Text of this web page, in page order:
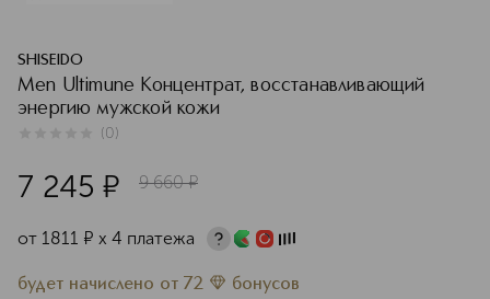
SHISEIDO
Men Ultimune Концентрат, восстанавливающий
энергию мужской кожи
(0)
7 245 ¤ 9 660 ¤
от 1811 ¤ х 4 платежа
будет начислено от 72 бонусов